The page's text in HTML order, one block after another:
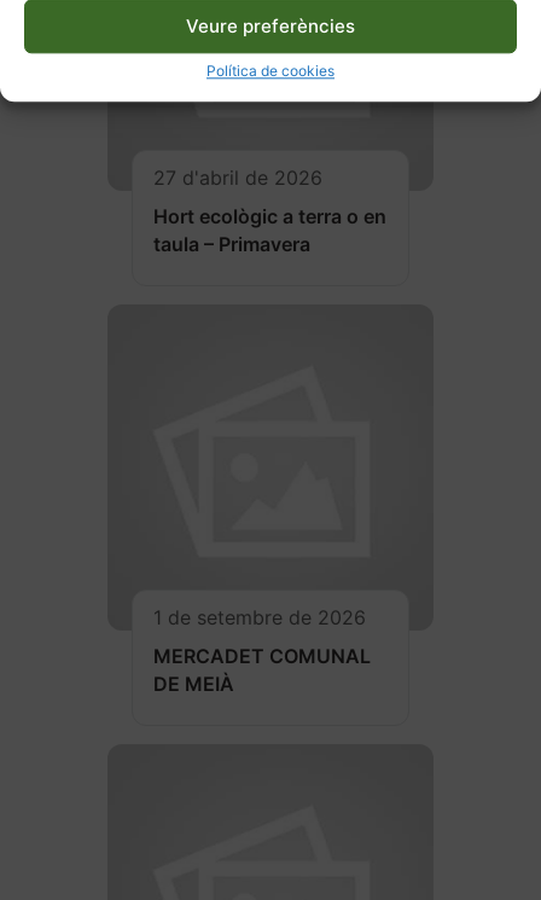
Veure preferències
Política de cookies
27 d'abril de 2026
Hort ecològic a terra o en
taula – Primavera
1 de setembre de 2026
MERCADET COMUNAL
DE MEIÀ